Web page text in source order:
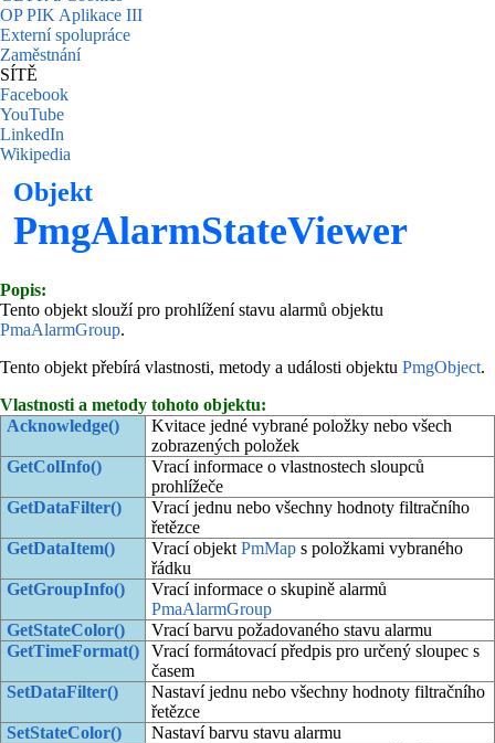
OP PIK Aplikace III
Externí spolupráce
Zaměstnání
SÍTĚ
Facebook
YouTube
LinkedIn
Wikipedia
Objekt
PmgAlarmStateViewer
Popis:
Tento objekt slouží pro prohlížení stavu alarmů objektu
PmaAlarmGroup.
Tento objekt přebírá vlastnosti, metody a události objektu PmgObject.
Vlastnosti a metody tohoto objektu:
Acknowledge()
Kvitace jedné vybrané položky nebo všech
zobrazených položek
GetColInfo()
Vrací informace o vlastnostech sloupců
prohlížeče
GetDataFilter()
Vrací jednu nebo všechny hodnoty filtračního
řetězce
GetDataItem()
Vrací objekt PmMaps položkami vybraného
řádku
GetGroupInfo()
Vrací informace o skupině alarmů
PmaAlarmGroup
GetStateColor()
Vrací barvu požadovaného stavu alarmu
GetTimeFormat()
Vrací formátovací předpis pro určený sloupec s
časem
SetDataFilter()
Nastaví jednu nebo všechny hodnoty filtračního
řetězce
SetStateColor()
Nastaví barvu stavu alarmu